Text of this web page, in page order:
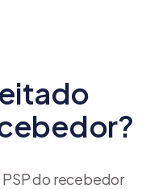
do recebedor